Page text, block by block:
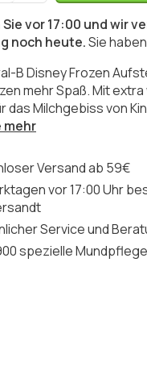
vor 17:00 und wir
noch heute.Sie haben
B Disney Frozen
mehr Spaß. Mit
das Milchgebiss von
mehr
Versand ab 59€
vor 17:00 Uhr
Service und
spezielle